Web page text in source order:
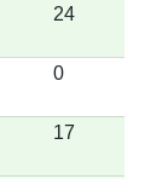
24
0
17